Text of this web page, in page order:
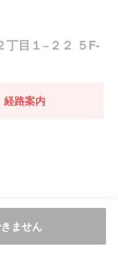
丁目１−２２ ５F-
経路案内
ません